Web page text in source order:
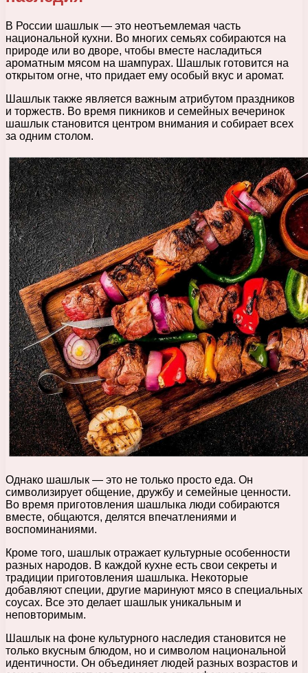
В России шашлык — это неотъемлемая часть
национальной кухни. Во многих семьях собираются на
природе или во дворе, чтобы вместе насладиться
ароматным мясом на шампурах. Шашлык готовится на
открытом огне, что придает ему особый вкус и аромат.
Шашлык также является важным атрибутом праздников
и торжеств. Во время пикников и семейных вечеринок
шашлык становится центром внимания и собирает всех
за одним столом.
Однако шашлык — это не только просто еда. Он
символизирует общение, дружбу и семейные ценности.
Во время приготовления шашлыка люди собираются
вместе, общаются, делятся впечатлениями и
воспоминаниями.
Кроме того, шашлык отражает культурные особенности
разных народов. В каждой кухне есть свои секреты и
традиции приготовления шашлыка. Некоторые
добавляют специи, другие маринуют мясо в специальных
соусах. Все это делает шашлык уникальным и
неповторимым.
Шашлык на фоне культурного наследия становится не
только вкусным блюдом, но и символом национальной
идентичности. Он объединяет людей разных возрастов и